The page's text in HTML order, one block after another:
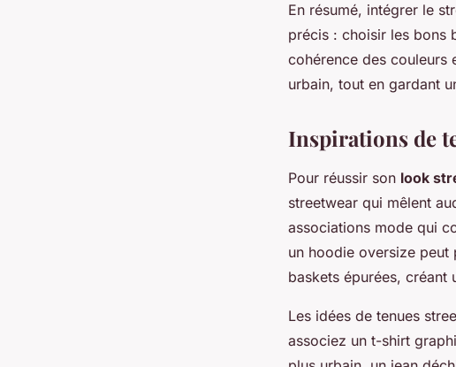
En résumé, intégrer le
précis : choisir les bons
cohérence des couleurs
urbain, tout en gardant
Inspirations de
Pour réussir son look
streetwear qui mêlent
associations mode qui
un hoodie oversize peut
baskets épurées, créant
Les idées de tenues
associez un t-shirt